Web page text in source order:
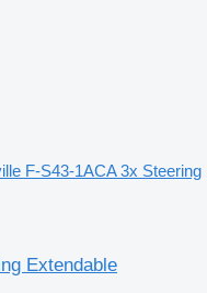
F-S43-1ACA 3x Steering
Extendable